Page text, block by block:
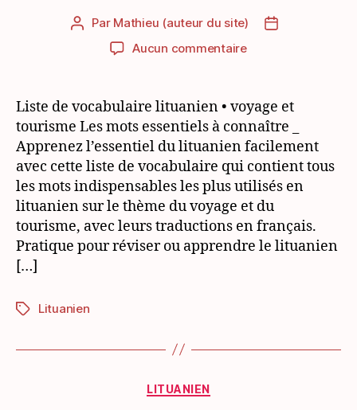
Auteur
l’article
Par Mathieu (auteur du site)
Date
Aucun commentairesur
pratique:
Voyage
&
tourisme
Liste de vocabulaire lituanien • voyage et
tourisme Les mots essentiels à connaître _
Apprenez l’essentiel du lituanien facilement
avec cette liste de vocabulaire qui contient tous
les mots indispensables les plus utilisés en
lituanien sur le thème du voyage et du
tourisme, avec leurs traductions en français.
Pratique pour réviser ou apprendre le lituanien
[…]
Étiquettes
Lituanien
Catégories
LITUANIEN